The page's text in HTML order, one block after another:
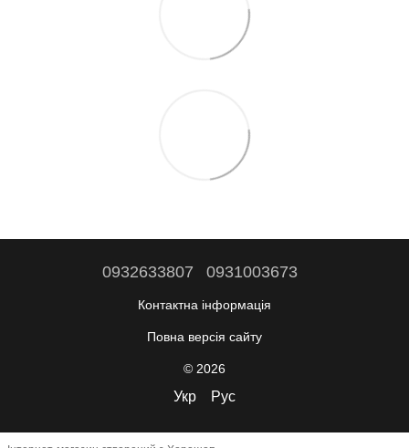
0932633807 0931003673
Контактна інформація
Повна версія сайту
© 2026
Укр Рус